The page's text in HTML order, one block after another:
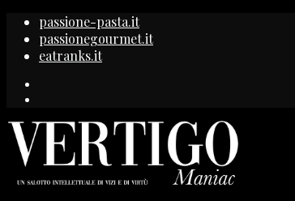
passione-pasta.it
passionegourmet.it
eatranks.it